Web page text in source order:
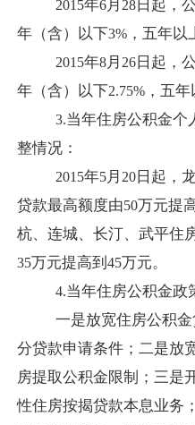
2015年6月 28日 起，
年（含）以下3% ，五年以
2015年8月 26日 起，
年（含）以下2.75% ，五
3.当年住房公积金个
整情况：
2015年5月 20日 起，
贷款最高额度由50万元提
杭、连城、长汀、武平住
35万元提高到 45万元。
4.当年住房公积金政
一是放宽住房公积
分贷款申请条件；二是放
房提取公积金限制；三是
性住房按揭贷款本息业务